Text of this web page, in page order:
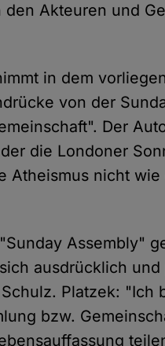
den Akteuren und
in dem
von der
Der
die Londoner
Atheismus nicht
Assembly"
ausdrücklich
Platzek: "Ich
bzw.